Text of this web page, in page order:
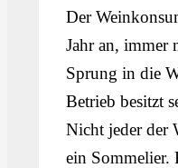
Der
Jahr an, immer
Sprung in die
Betrieb besitzt
Nicht jeder der
ein Sommelier.